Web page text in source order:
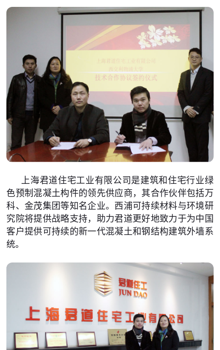
上海君道住宅工业有限公司是建筑和住宅行业绿
色预制混凝土构件的领先供应商，其合作伙伴包括万
科、金茂集团等知名企业。西浦可持续材料与环境研
究院将提供战略支持，助力君道更好地致力于为中国
客户提供可持续的新一代混凝土和钢结构建筑外墙系
统。